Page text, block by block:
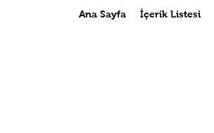
Ana Sayfa İçerik Listesi